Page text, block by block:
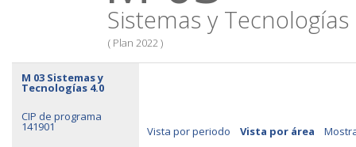
Sistemas y Tecnologías
( Plan 2022 )
M 03 Sistemas y
Tecnologías 4.0
CIP de programa
141901 Vista por periodo Vista por área